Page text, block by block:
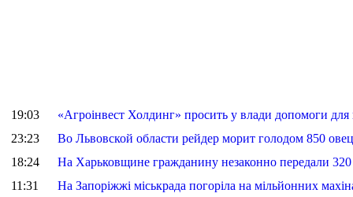
19:03
«Агроінвест Холдинг» просить у влади допомоги
23:23
Во Львовской области рейдер морит голодом 850
18:24
На Харьковщине гражданину незаконно передали
11:31
На Запоріжжі міськрада погоріла на мільйонних